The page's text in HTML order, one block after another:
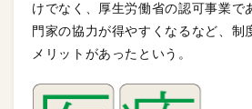
けでなく、厚生労働省の認可事業で
門家の協力が得やすくなるなど、制
メリットがあったという。